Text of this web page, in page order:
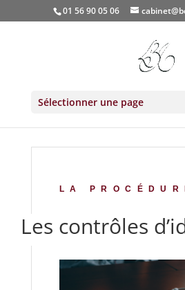
01 56 90 05 06
Sélectionner une page
LA
Les contrôles